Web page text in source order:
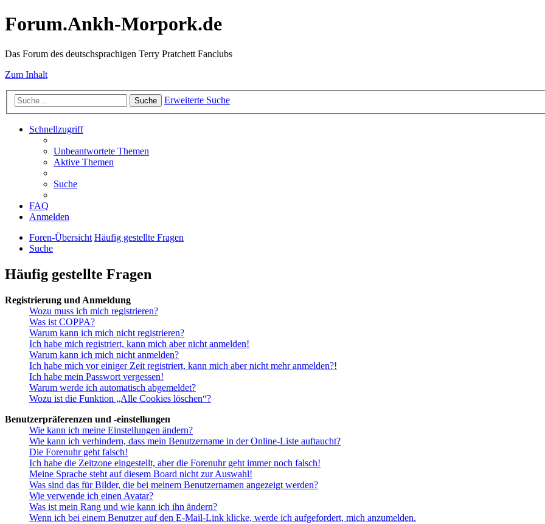
Forum.Ankh-Morpork.de
Das Forum des deutschsprachigen Terry Pratchett Fanclubs
Zum Inhalt
Suche Erweiterte Suche
Schnellzugriff
Unbeantwortete Themen
Aktive Themen
Suche
FAQ
Anmelden
Foren-Übersicht Häufig gestellte Fragen
Suche
Häufig gestellte Fragen
Registrierung und Anmeldung
Wozu muss ich mich registrieren?
Was ist COPPA?
Warum kann ich mich nicht registrieren?
Ich habe mich registriert, kann mich aber nicht anmelden!
Warum kann ich mich nicht anmelden?
Ich habe mich vor einiger Zeit registriert, kann mich aber nicht mehr anmelden?!
Ich habe mein Passwort vergessen!
Warum werde ich automatisch abgemeldet?
Wozu ist die Funktion „Alle Cookies löschen“?
Benutzerpräferenzen und -einstellungen
Wie kann ich meine Einstellungen ändern?
Wie kann ich verhindern, dass mein Benutzername in der Online-Liste auftaucht?
Die Forenuhr geht falsch!
Ich habe die Zeitzone eingestellt, aber die Forenuhr geht immer noch falsch!
Meine Sprache steht auf diesem Board nicht zur Auswahl!
Was sind das für Bilder, die bei meinem Benutzernamen angezeigt werden?
Wie verwende ich einen Avatar?
Was ist mein Rang und wie kann ich ihn ändern?
Wenn ich bei einem Benutzer auf den E-Mail-Link klicke, werde ich aufgefordert, mich anzumelden.